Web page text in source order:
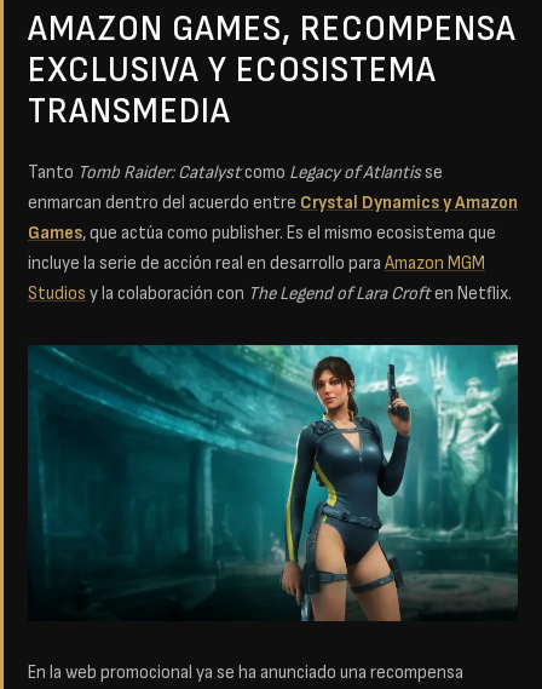
AMAZON GAMES, RECOMPENSA
EXCLUSIVA Y ECOSISTEMA
TRANSMEDIA
Tanto Tomb Raider: Catalystcomo Legacy of Atlantisse
enmarcan dentro del acuerdo entre Crystal Dynamics y Amazon
Games, que actúa como publisher. Es el mismo ecosistema que
incluye la serie de acción real en desarrollo para Amazon MGM
Studios y la colaboración con The Legend of Lara Croften Netflix.
En la web promocional ya se ha anunciado una recompensa